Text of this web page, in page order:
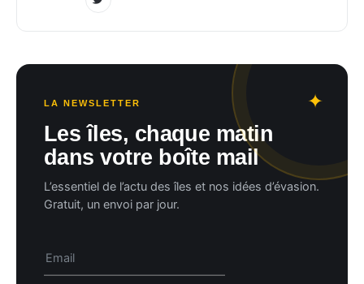
LA NEWSLETTER
Les îles, chaque matin
dans votre boîte mail
L’essentiel de l’actu des îles et nos idées d’évasion.
Gratuit, un envoi par jour.